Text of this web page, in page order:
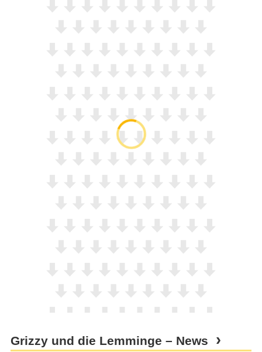
Grizzy und die Lemminge – News